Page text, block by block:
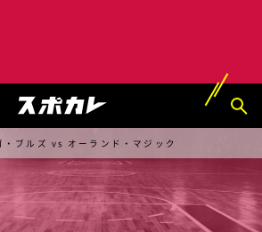
・ブルズ vs オーランド・マジック